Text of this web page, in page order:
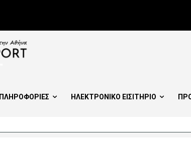
ΠΛΗΡΟΦΟΡΙΕΣ ΗΛΕΚΤΡΟΝΙΚΟ ΕΙΣΙΤΗΡΙΟ